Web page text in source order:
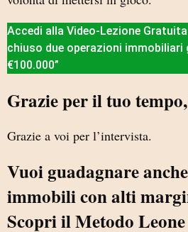
Accedi alla Video-Lezione
chiuso due operazioni immobiliari
€100.000”
Grazie per il tuo
Grazie a voi per l’intervista.
Vuoi guadagnare
immobili con alti
Scopri il Metodo Leone